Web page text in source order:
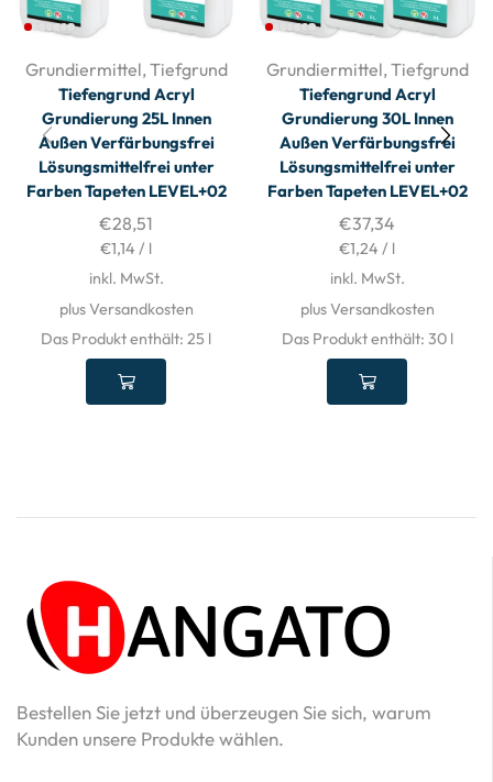
Grundiermittel, Tiefgrund
Tiefengrund Acryl
Grundierung 25L Innen
Außen Verfärbungsfrei
Lösungsmittelfrei unter
Farben Tapeten LEVEL+02
€28,51
€1,14 / l
inkl. MwSt.
plus Versandkosten
Das Produkt enthält: 25 l
Grundiermittel, Tiefgrund
Tiefengrund Acryl
Grundierung 30L Innen
Außen Verfärbungsfrei
Lösungsmittelfrei unter
Farben Tapeten LEVEL+02
€37,34
€1,24 / l
inkl. MwSt.
plus Versandkosten
Das Produkt enthält: 30 l
Bestellen Sie jetzt und überzeugen Sie sich, warum
Kunden unsere Produkte wählen.